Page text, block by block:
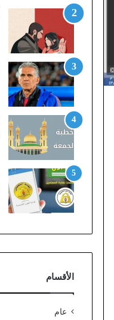
,
م
ا
ي
ل
ي
،
ز
ي
ن
)
ع
ب
ر
ا
ن
ذ
و
الأقسام
عام